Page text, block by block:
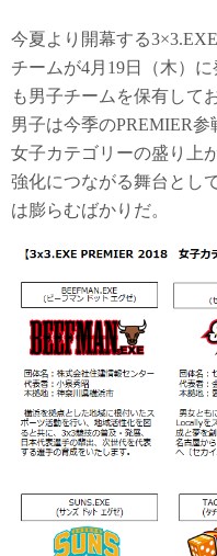
今夏より開幕する
チームが4月19日（木）
も男子チームを保有して
男子は今季のPREMIER
女子カテゴリーの盛り上
強化につながる舞台とし
は膨らむばかりだ。